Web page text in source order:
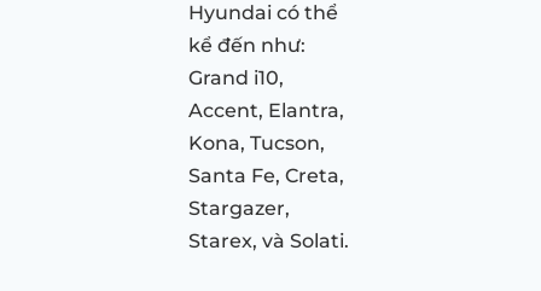
Hyundai có thể
kể đến như:
Grand i10,
Accent, Elantra,
Kona, Tucson,
Santa Fe, Creta,
Stargazer,
Starex, và Solati.